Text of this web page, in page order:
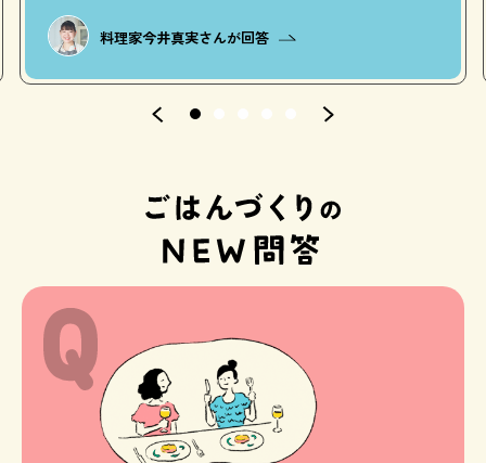
料理家今井真実さんが回答